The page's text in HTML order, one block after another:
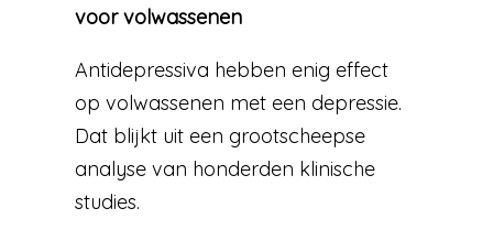
voor volwassenen
Antidepressiva hebben enig effect
op volwassenen met een depressie.
Dat blijkt uit een grootscheepse
analyse van honderden klinische
studies.